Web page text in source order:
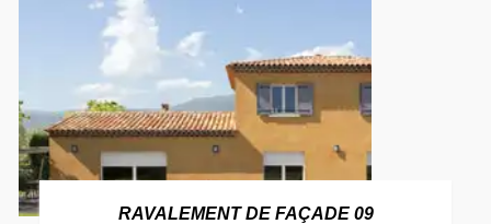
RAVALEMENT DE FAÇADE 09